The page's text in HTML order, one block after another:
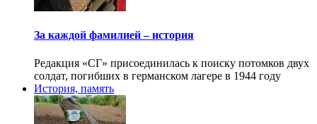
За каждой фамилией – история
Редакция «СГ» присоединилась к поиску потомков двух
солдат, погибших в германском лагере в 1944 году
История, память